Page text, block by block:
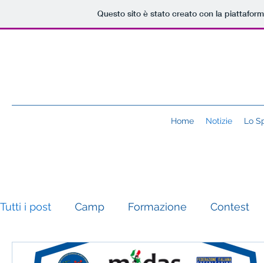
Questo sito è stato creato con la
Home Notizie Lo
Tutti i post Camp Formazione Contest